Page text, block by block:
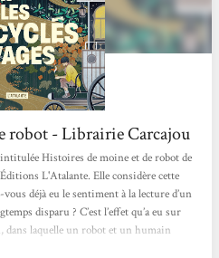
robot - Librairie Carcajou
Histoires de moine et de robot de
L'Atalante. Elle considère cette
déjà eu le sentiment à la lecture d’un
disparu ? C’est l’effet qu’a eu sur
dans laquelle un robot et un humain